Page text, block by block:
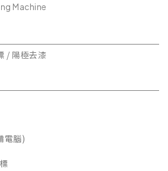
Machine
/ 陽極去漆
電腦)